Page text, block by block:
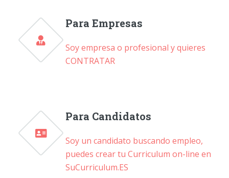
Para Empresas
Soy empresa o profesional y quieres
CONTRATAR
Para Candidatos
Soy un candidato buscando empleo,
puedes crear tu Curriculum on-line en
SuCurriculum.ES